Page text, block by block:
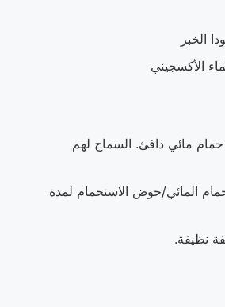
مائي دافئ. السماح لهم
المائي/حوض الاستحمام لمدة
نظيفة.